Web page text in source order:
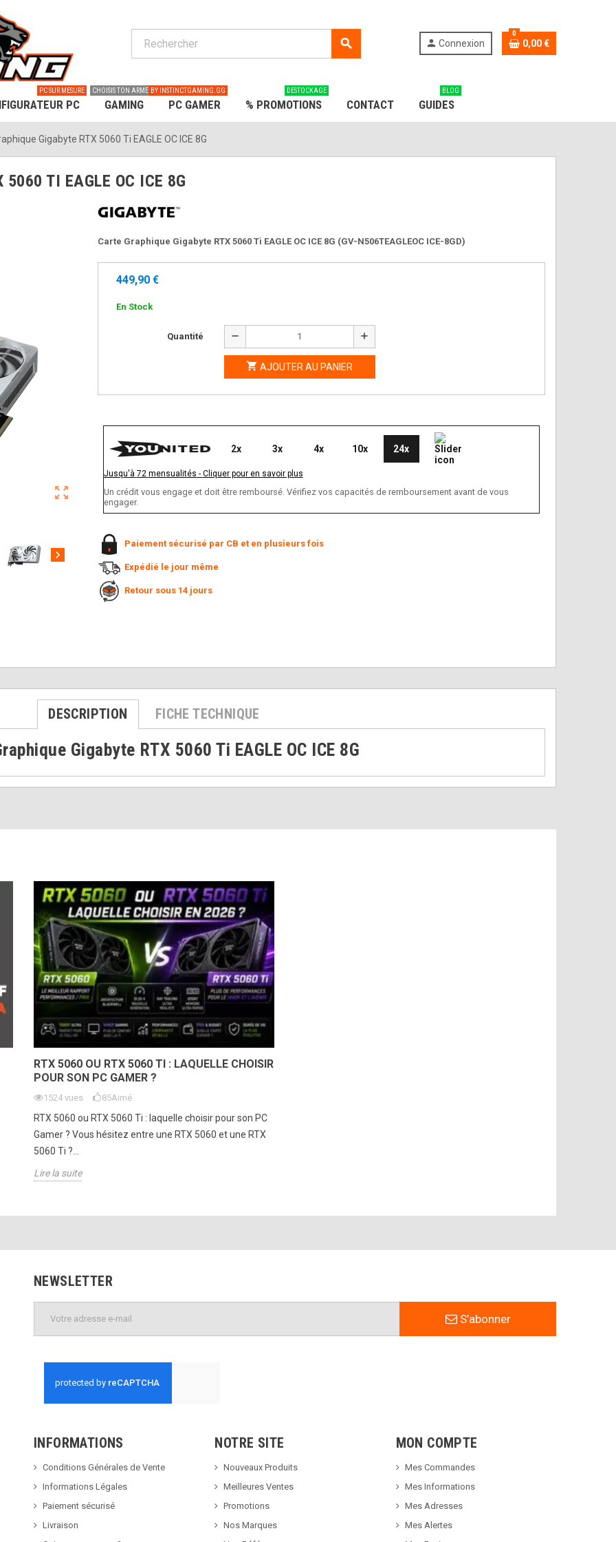
search person Connexion
0
0,00 €
PC
PC SUR MESURE
GAMING
CHOISIS TON ARME
PC GAMER
BY INSTINCTGAMING.GG
% PROMOTIONS
DESTOCKAGE
CONTACT GUIDES
BLOG
Gigabyte RTX 5060 Ti EAGLE OC ICE 8G
5060 TI EAGLE OC ICE 8G
zoom_out_map
chevron_right
Carte Graphique Gigabyte RTX 5060 Ti EAGLE OC ICE 8G (GV-N506TEAGLEOC ICE-8GD)
449,90 €
En Stock
Quantité remove add
 AJOUTER AU PANIER
2x 3x 4x 10x 24x
Jusqu'à 72 mensualités - Cliquer pour en savoir plus
Un crédit vous engage et doit être remboursé. Vérifiez vos capacités de remboursement avant de vous
engager.
Paiement sécurisé par CB et en plusieurs fois
Expédié le jour même
Retour sous 14 jours
DESCRIPTION FICHE TECHNIQUE
Gigabyte RTX 5060 Ti EAGLE OC ICE 8G
RTX 5060 OU RTX 5060 TI : LAQUELLE CHOISIR
POUR SON PC GAMER ?
1524 vues 85Aimé
RTX 5060 ou RTX 5060 Ti : laquelle choisir pour son PC
Gamer ? Vous hésitez entre une RTX 5060 et une RTX
5060 Ti ?...
Lire la suite
NEWSLETTER
S’abonner
INFORMATIONS
Conditions Générales de Vente
Informations Légales
Paiement sécurisé
Livraison
NOTRE SITE
Nouveaux Produits
Meilleures Ventes
Promotions
Nos Marques
MON COMPTE
Mes Commandes
Mes Informations
Mes Adresses
Mes Alertes